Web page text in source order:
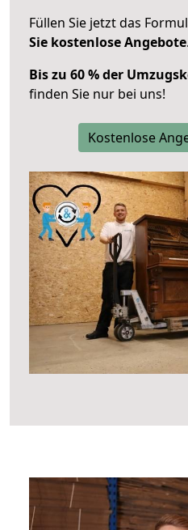
Füllen Sie jetzt das
Sie kostenlose Angebote.
Bis zu 60 % der
finden Sie nur bei uns!
Kostenlose